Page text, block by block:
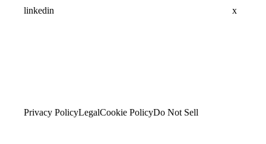
linkedin x
Privacy PolicyLegalCookie PolicyDo Not Sell